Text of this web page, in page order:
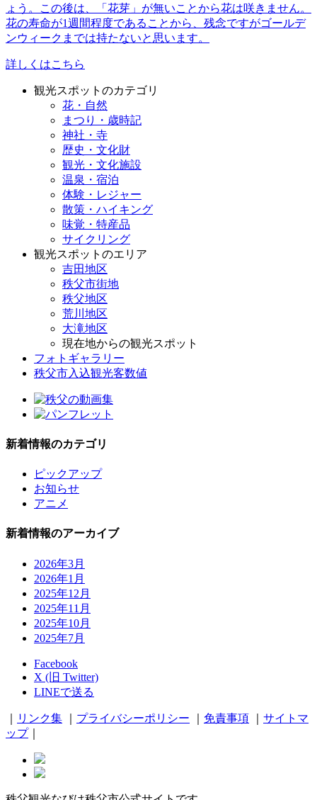
ょう。この後は、「花芽」が無いことから花は咲きません。
花の寿命が1週間程度であることから、残念ですがゴールデ
ンウィークまでは持たないと思います。
詳しくはこちら
観光スポットのカテゴリ
花・自然
まつり・歳時記
神社・寺
歴史・文化財
観光・文化施設
温泉・宿泊
体験・レジャー
散策・ハイキング
味覚・特産品
サイクリング
観光スポットのエリア
吉田地区
秩父市街地
秩父地区
荒川地区
大滝地区
現在地からの観光スポット
フォトギャラリー
秩父市入込観光客数値
新着情報のカテゴリ
ピックアップ
お知らせ
アニメ
新着情報のアーカイブ
2026年3月
2026年1月
2025年12月
2025年11月
2025年10月
2025年7月
Facebook
X (旧 Twitter)
LINEで送る
リンク集 プライバシーポリシー 免責事項
サイトマ
ップ｜